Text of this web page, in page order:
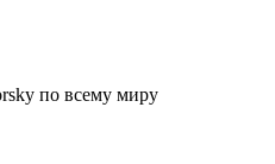
по всему миру